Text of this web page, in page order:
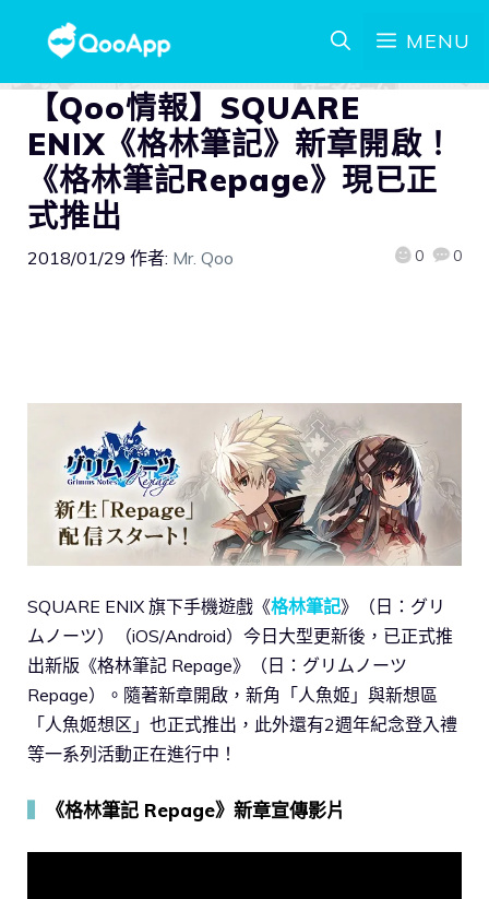
MENU
【Qoo情報】SQUARE
ENIX《格林筆記》新章開啟！
《格林筆記Repage》現已正
式推出
2018/01/29 作者: Mr. Qoo 0 0
SQUARE ENIX 旗下手機遊戲《格林筆記》（日：グリ
ムノーツ）（iOS/Android）今日大型更新後，已正式推
出新版《格林筆記 Repage》（日：グリムノーツ
Repage）。隨著新章開啟，新角「人魚姬」與新想區
「人魚姬想区」也正式推出，此外還有2週年紀念登入禮
等一系列活動正在進行中！
《格林筆記 Repage》新章宣傳影片